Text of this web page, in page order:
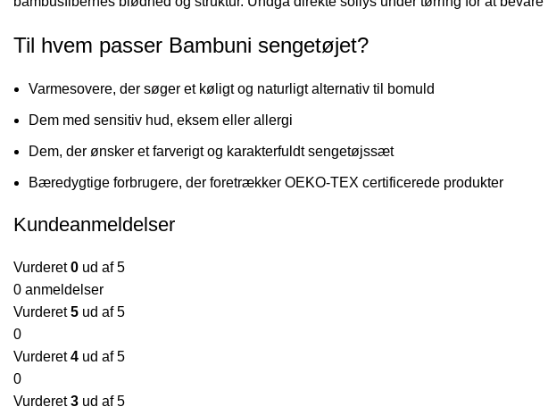
Til hvem passer Bambuni sengetøjet?
Varmesovere, der søger et køligt og naturligt alternativ til bomuld
Dem med sensitiv hud, eksem eller allergi
Dem, der ønsker et farverigt og karakterfuldt sengetøjssæt
Bæredygtige forbrugere, der foretrækker OEKO-TEX certificerede produkter
Kundeanmeldelser
Vurderet0 ud af 5
0 anmeldelser
Vurderet5 ud af 5
0
Vurderet4 ud af 5
0
Vurderet3 ud af 5